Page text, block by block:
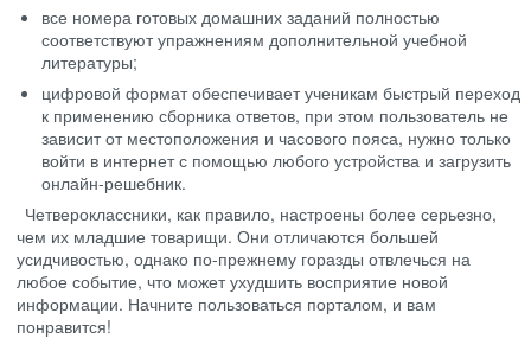
все номера готовых домашних заданий полностью
соответствуют упражнениям дополнительной учебной
литературы;
цифровой формат обеспечивает ученикам быстрый переход
к применению сборника ответов, при этом пользователь не
зависит от местоположения и часового пояса, нужно только
войти в интернет с помощью любого устройства и загрузить
онлайн-решебник.
Четвероклассники, как правило, настроены более серьезно,
чем их младшие товарищи. Они отличаются большей
усидчивостью, однако по-прежнему горазды отвлечься на
любое событие, что может ухудшить восприятие новой
информации. Начните пользоваться порталом, и вам
понравится!